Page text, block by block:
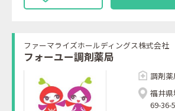
ファーマライズホールディングス株式会社
フォーユー調剤薬局
調剤薬
福井
69-36-5